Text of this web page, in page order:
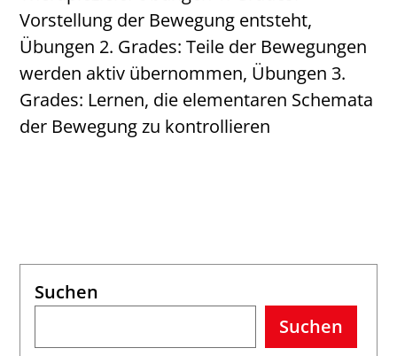
Vorstellung der Bewegung entsteht,
Übungen 2. Grades: Teile der Bewegungen
werden aktiv übernommen, Übungen 3.
Grades: Lernen, die elementaren Schemata
der Bewegung zu kontrollieren
Suchen
Suchen